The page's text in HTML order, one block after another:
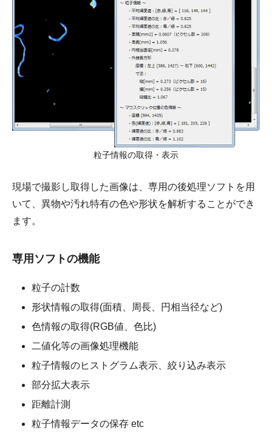
粒子情報の取得・表示
現場で撮影し取得した画像は、専用の後処理ソフトを用
いて、異物や汚れ特有の色や形状を解析することができ
ます。
専用ソフトの機能
粒子の計数
形状情報の取得(面積、周長、円相当径など)
色情報の取得(RGB値、色比)
二値化等の画像処理機能
粒子情報のヒストグラム表示、絞り込み表示
部分拡大表示
距離計測
粒子情報データの保存 etc